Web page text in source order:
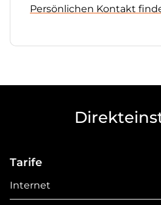
Persönlichen Kontakt
Tarife
Internet